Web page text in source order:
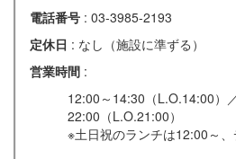
電話番号 : 03-3985-2193
定休日 : なし（施設に準ずる）
営業時間 :
12:00～14:30（L.O.14:00）
22:00（L.O.21:00）
※土日祝のランチは12:00～